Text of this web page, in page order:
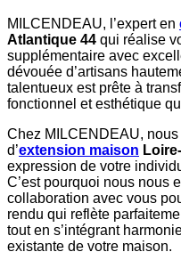
MILCENDEAU, l’expert en
Atlantique 44 qui réalise
supplémentaire avec
dévouée d’artisans
talentueux est prête à
fonctionnel et esthétique
Chez MILCENDEAU,
d’extension maison
expression de votre
C’est pourquoi nous nous
collaboration avec vous
rendu qui reflète
tout en s’intégrant
existante de votre maison.